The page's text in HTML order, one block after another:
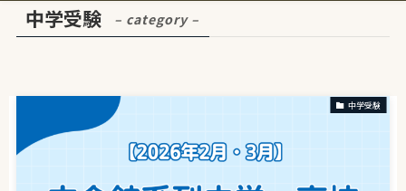
中学受験 – category –
中学受験